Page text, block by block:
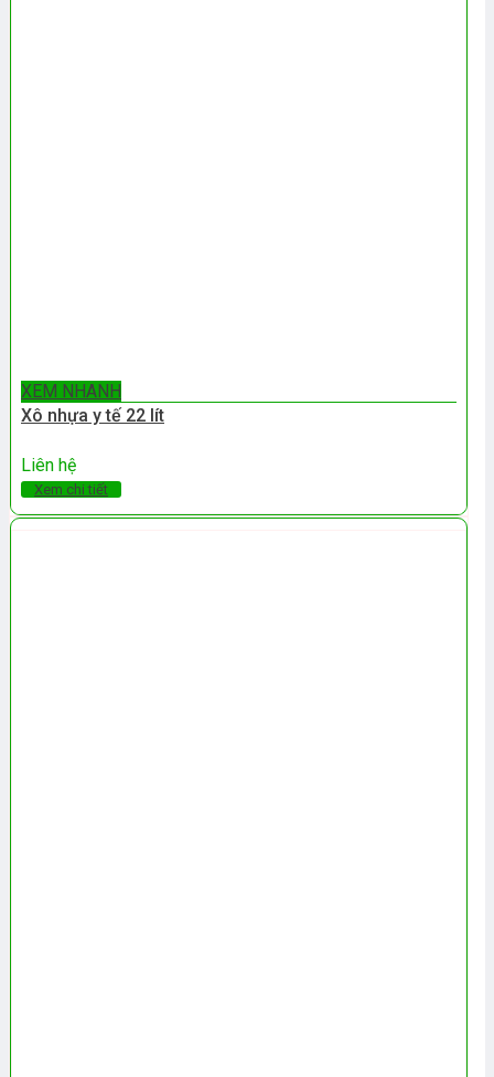
XEM NHANH
Xô nhựa y tế 22 lít
Liên hệ
Xem chi tiết